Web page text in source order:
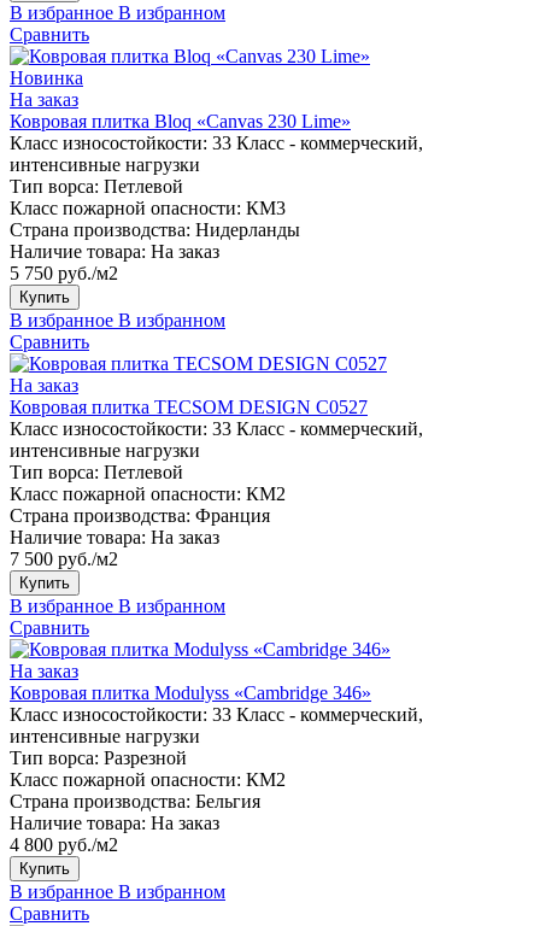
В избранное В избранном
Сравнить
Новинка
На заказ
Ковровая плитка Bloq «Canvas 230 Lime»
Класс износостойкости: 33 Класс - коммерческий,
интенсивные нагрузки
Тип ворса: Петлевой
Класс пожарной опасности: КМ3
Страна производства: Нидерланды
Наличие товара: На заказ
5 750 руб./м2
Купить
В избранное В избранном
Сравнить
На заказ
Ковровая плитка TECSOM DESIGN C0527
Класс износостойкости: 33 Класс - коммерческий,
интенсивные нагрузки
Тип ворса: Петлевой
Класс пожарной опасности: КМ2
Страна производства: Франция
Наличие товара: На заказ
7 500 руб./м2
Купить
В избранное В избранном
Сравнить
На заказ
Ковровая плитка Modulyss «Cambridge 346»
Класс износостойкости: 33 Класс - коммерческий,
интенсивные нагрузки
Тип ворса: Разрезной
Класс пожарной опасности: КМ2
Страна производства: Бельгия
Наличие товара: На заказ
4 800 руб./м2
Купить
В избранное В избранном
Сравнить